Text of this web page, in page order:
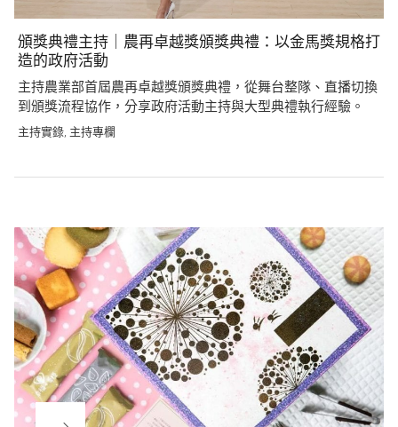
頒獎典禮主持｜農再卓越獎頒獎典禮：以金馬獎規格打
造的政府活動
主持農業部首屆農再卓越獎頒獎典禮，從舞台整隊、直播切換
到頒獎流程協作，分享政府活動主持與大型典禮執行經驗。
主持實錄, 主持專欄
navigation